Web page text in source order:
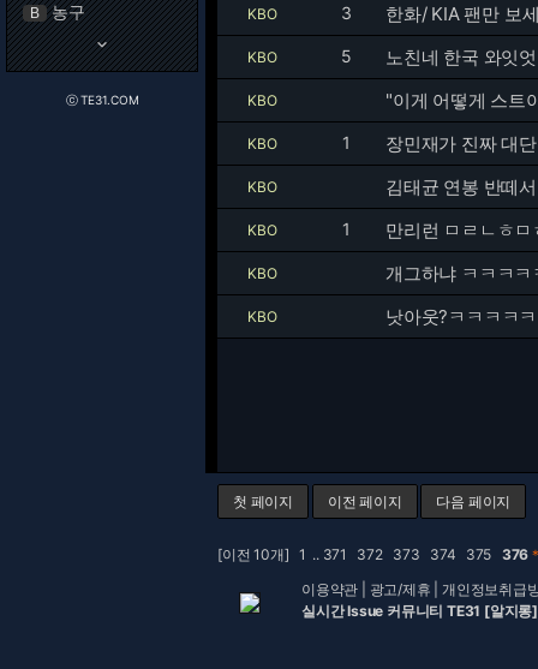
B 농구
keyboard_arrow_down
ⓒ TE31.COM
KBO 3 한화/ KIA 팬만 보
KBO 5 노친네 한국 와잇
KBO "이게 어떻게 스트
KBO 1 장민재가 진짜 대
KBO 김태균 연봉 반떼
KBO 1 만리런 ㅁㄹㄴㅎ
KBO 개그하냐 ㅋㅋㅋ
KBO 낫아웃?ㅋㅋㅋㅋㅋ
첫 페이지 이전 페이지 다음 페이지
[이전 10개] 1 ..371 372 373 374 375 376
이용약관
광고/제휴 |개인정보취급
실시간 Issue 커뮤니티 TE31 [알지